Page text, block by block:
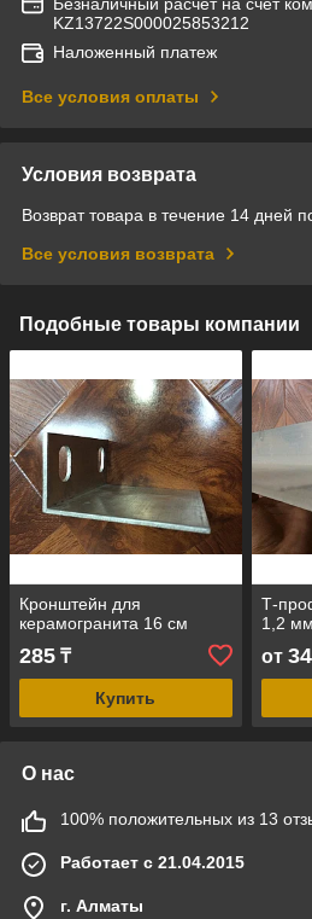
KZ13722S000025853212
Наложенный платеж
Все условия оплаты
Условия возврата
Возврат товара в течение 14 дней
Все условия возврата
Подобные товары компании
Кронштейн для
керамогранита 16 см
285 ₸
Купить
Т-
1,2
от
О нас
100% положительных из 13
Работает с 21.04.2015
г. Алматы